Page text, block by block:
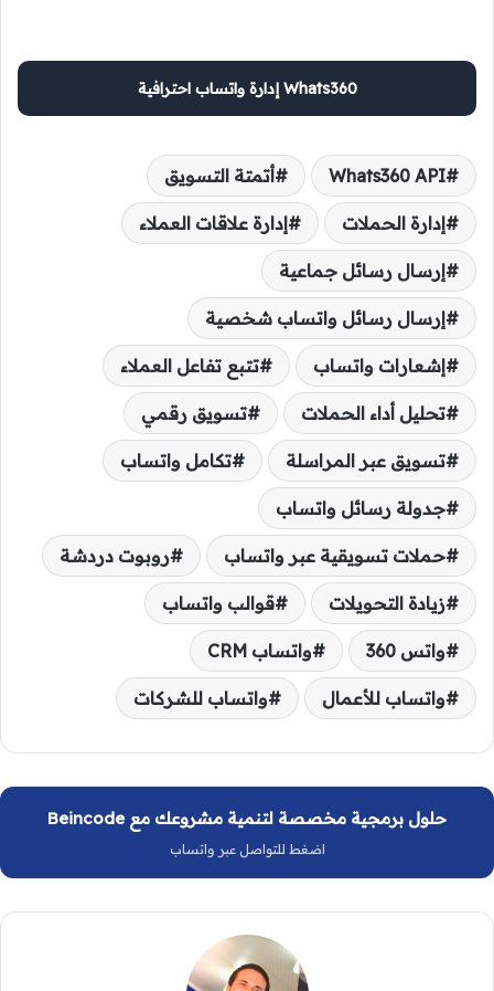
Whats360 إدارة واتساب احترافية
Whats360 API أتمتة التسويق
إدارة الحملات إدارة علاقات العملاء
إرسال رسائل جماعية
إرسال رسائل واتساب شخصية
إشعارات واتساب تتبع تفاعل العملاء
تحليل أداء الحملات تسويق رقمي
تسويق عبر المراسلة تكامل واتساب
جدولة رسائل واتساب
حملات تسويقية عبر واتساب روبوت دردشة
زيادة التحويلات قوالب واتساب
واتس 360 واتساب CRM
واتساب للأعمال واتساب للشركات
حلول برمجية مخصصة لتنمية مشروعك مع Beincode
اضغط للتواصل عبر واتساب